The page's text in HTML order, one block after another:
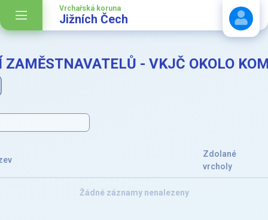
Vrchařská koruna
Jižních Čech
Stáhnout návod
ZAMĚSTNAVATELŮ - VKJČ OKOLO
Zdolané
vrcholy
Žádné záznamy nenalezeny